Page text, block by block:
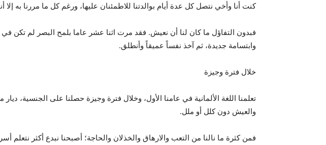
كنت أنا وأخي نتصل كل عدة أيام بوالدتنا للاطمئنان عليها، ورغم كل ما مررنا به
فبدون التفاؤل ما كان لنا أن نعيش. فقد مرت اثنا عشر عاما بلمح البصر لم
وابتسامة جديدة، ثم آخذ نفساً عميقاً وأنطلق.
خلال فترة وجيزة
تعلمنا اللغة الألمانية في عامنا الأول، وخلال فترة وجيزة حصلنا على الجنسية،
والعيش دون كلل أو ملل.
فمن كثرة ما نالنا من التعب والارهاق والخذلان والحاجة؛ أصبحنا نبدع أكثر